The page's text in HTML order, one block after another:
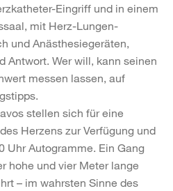
Eingriff und in einem
mit Herz-Lungen-
und Anästhesiegeräten,
Antwort. Wer will, kann seinen
messen lassen, auf
stellen sich für eine
Herzens zur Verfügung und
Uhr Autogramme. Ein Gang
hohe und vier Meter lange
– im wahrsten Sinne des